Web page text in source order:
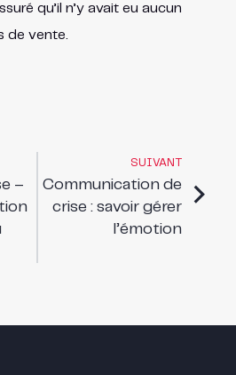
qu’il n’y avait eu aucun
de vente.
–
SUIVANT
Communication de
crise : savoir gérer
l’émotion